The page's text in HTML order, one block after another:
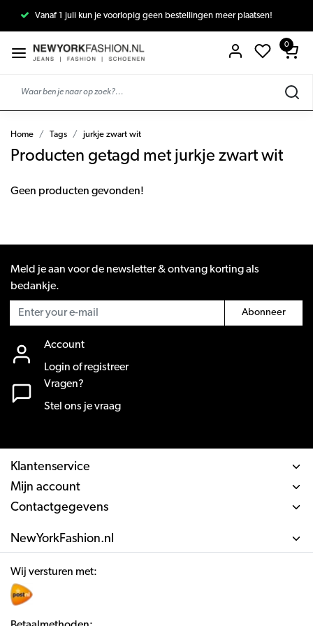
Vanaf 1 juli kun je voorlopig geen bestellingen meer plaatsen!
0
Home Tags jurkje zwart wit
Producten getagd met jurkje zwart wit
Geen producten gevonden!
Meld je aan voor de newsletter & ontvang korting als
bedankje.
Abonneer
Account
Login of registreer
Vragen?
Stel ons je vraag
Klantenservice
Mijn account
Contactgegevens
NewYorkFashion.nl
Wij versturen met: